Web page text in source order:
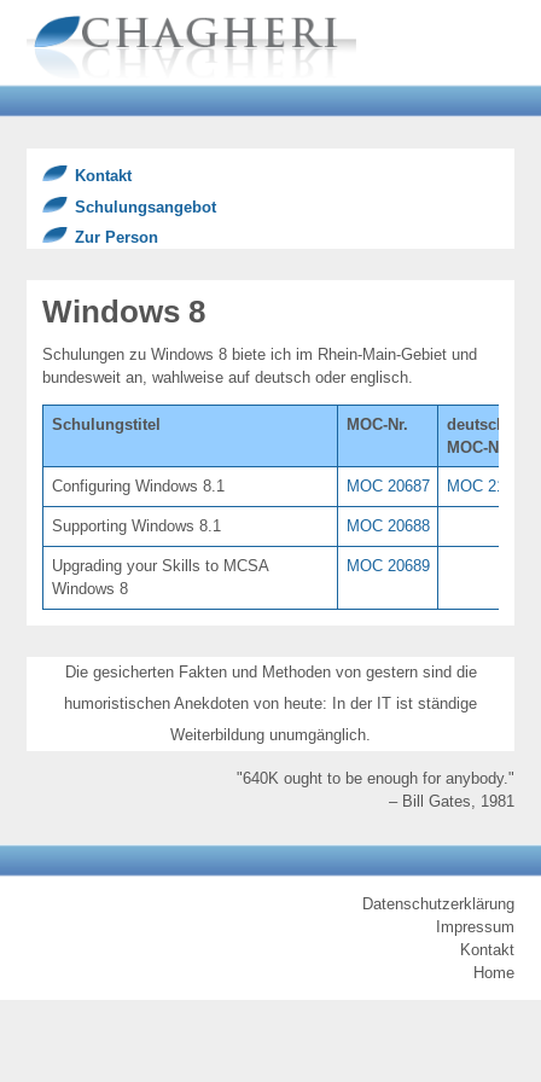
Kontakt
Schulungsangebot
Zur Person
Windows 8
Schulungen zu Windows 8 biete ich im Rhein-Main-Gebiet und
bundesweit an, wahlweise auf deutsch oder englisch.
Schulungstitel MOC-Nr.
deutsche
MOC-Nr.
Configuring Windows 8.1 MOC 20687 MOC 21687
Supporting Windows 8.1 MOC 20688
Upgrading your Skills to MCSA
Windows 8
MOC 20689
Die gesicherten Fakten und Methoden von gestern sind die
humoristischen Anekdoten von heute: In der IT ist ständige
Weiterbildung unumgänglich.
"640K ought to be enough for anybody."
– Bill Gates, 1981
Datenschutzerklärung
Impressum
Kontakt
Home